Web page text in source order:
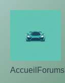
Accueil Forums